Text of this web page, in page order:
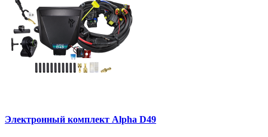
Электронный комплект Alpha D49